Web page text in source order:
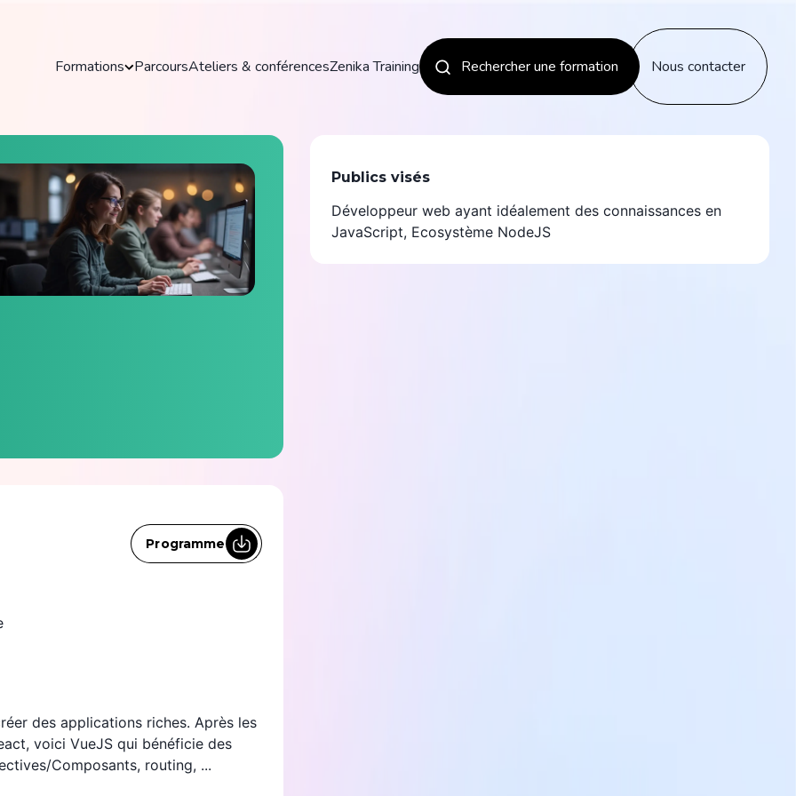
Formations
Zenika Formations
Découvrez nos formations pratiques et
actualisées pour maîtriser les outils et
technologies clés de votre domaine.
Explorer toutes les formations
Découvrir
ParcoursAteliers & conférencesZenika Training Rechercher une formation Nous contacter
Programme
des applications riches. Après les
voici VueJS qui bénéficie des
Composants, routing, ...
Publics visés
Développeur web ayant idéalement des connaissances en
JavaScript, Ecosystème NodeJS